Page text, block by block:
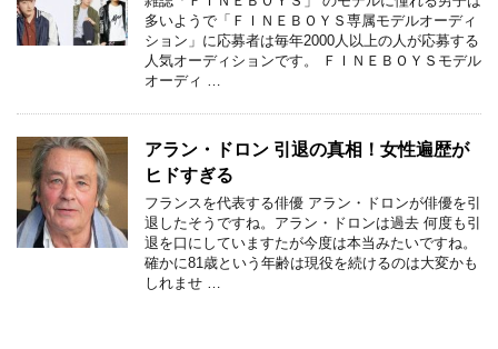
多いようで「ＦＩＮＥＢＯＹＳ専属モデルオーディ
ション」に応募者は毎年2000人以上の人が応募する
人気オーディションです。 ＦＩＮＥＢＯＹＳモデル
オーディ …
アラン・ドロン 引退の真相！女性遍歴が
ヒドすぎる
フランスを代表する俳優 アラン・ドロンが俳優を引
退したそうですね。アラン・ドロンは過去 何度も引
退を口にしていますたが今度は本当みたいですね。
確かに81歳という年齢は現役を続けるのは大変かも
しれませ …